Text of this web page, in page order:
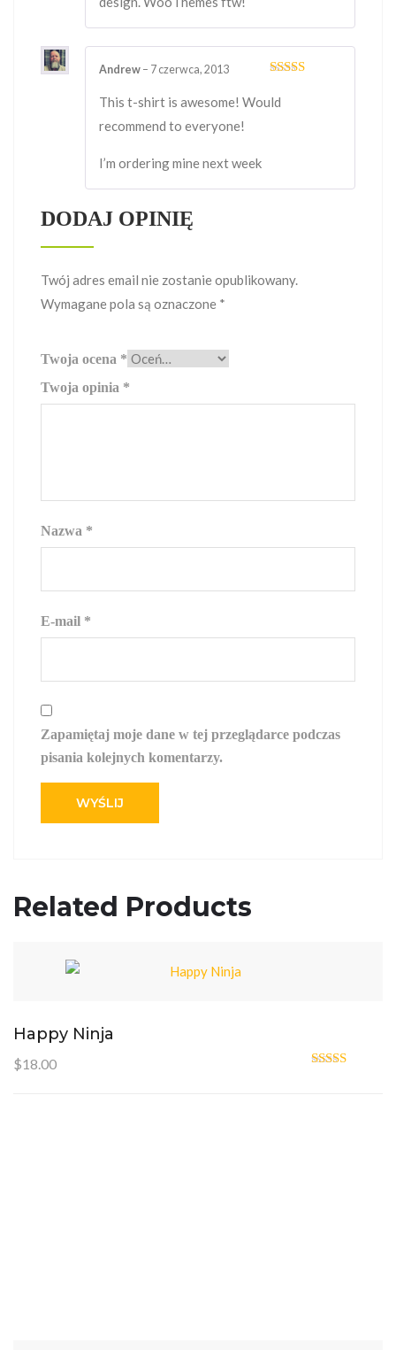
na 5
Andrew – 7 czerwca, 2013
This t-shirt is awesome! Would
recommend to everyone!
I’m ordering mine next week
DODAJ OPINIĘ
Twój adres email nie zostanie opublikowany.
Wymagane pola są oznaczone *
Twoja ocena *
Twoja opinia *
Nazwa *
E-mail *
Zapamiętaj moje dane w tej przeglądarce podczas
pisania kolejnych komentarzy.
Related Products
Happy Ninja
$18.00